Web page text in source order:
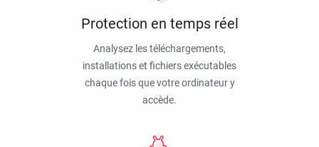
Protection en temps réel
Analysez les téléchargements,
installations et fichiers exécutables
chaque fois que votre ordinateur y
accède.